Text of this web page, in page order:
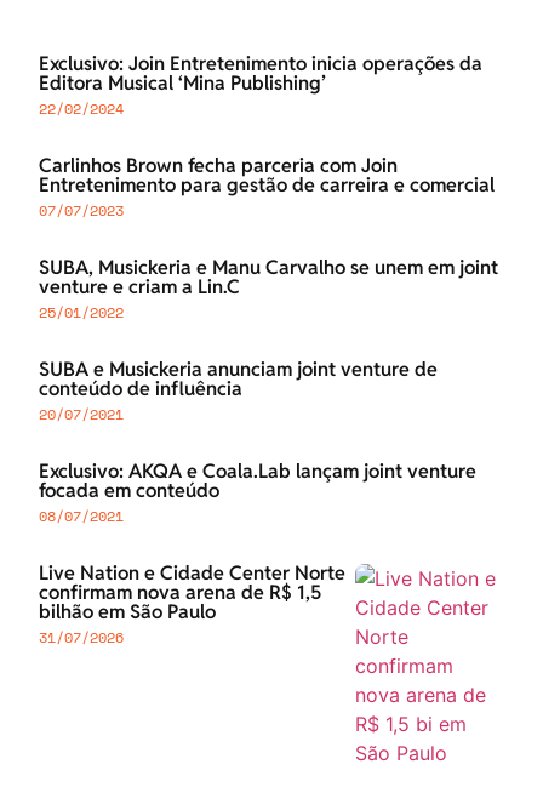
Exclusivo: Join Entretenimento inicia operações da
Editora Musical ‘Mina Publishing’
22/02/2024
Carlinhos Brown fecha parceria com Join
Entretenimento para gestão de carreira e comercial
07/07/2023
SUBA, Musickeria e Manu Carvalho se unem em joint
venture e criam a Lin.C
25/01/2022
SUBA e Musickeria anunciam joint venture de
conteúdo de influência
20/07/2021
Exclusivo: AKQA e Coala.Lab lançam joint venture
focada em conteúdo
08/07/2021
Live Nation e Cidade Center Norte
confirmam nova arena de R$ 1,5
bilhão em São Paulo
31/07/2026